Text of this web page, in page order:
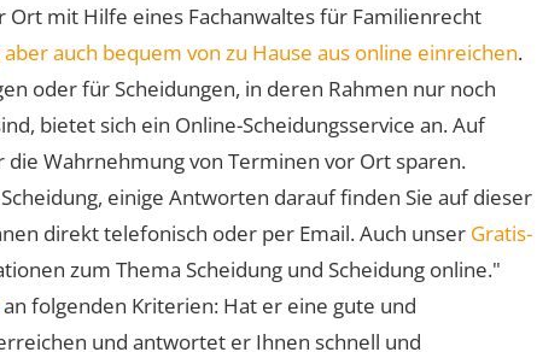
Ort mit Hilfe eines Fachanwaltes für Familienrecht
aber auch bequem von zu Hause aus online einreichen.
oder für Scheidungen, in deren Rahmen nur noch
bietet sich ein Online-Scheidungsservice an. Auf
Wahrnehmung von Terminen vor Ort sparen.
einige Antworten darauf finden Sie auf dieser
direkt telefonisch oder per Email. Auch unser Gratis-
zum Thema Scheidung und Scheidung online."
an folgenden Kriterien: Hat er eine gute und
und antwortet er Ihnen schnell und